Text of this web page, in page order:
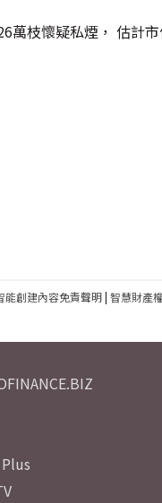
枝懷疑私煙， 估計
能創建內容免責聲明| 智慧財產